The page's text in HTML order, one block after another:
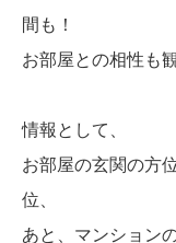
間も！
お部屋との相性も
情報として、
お部屋の玄関の方
位、
あと、マンション